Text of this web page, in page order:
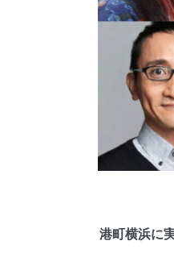
港町横浜に